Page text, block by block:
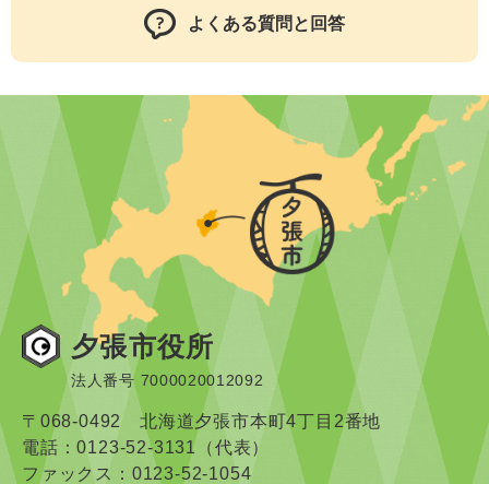
よくある質問と回答
夕張市役所
法人番号 7000020012092
〒068-0492 北海道夕張市本町4丁目2番地
電話：0123-52-3131（代表）
ファックス：0123-52-1054